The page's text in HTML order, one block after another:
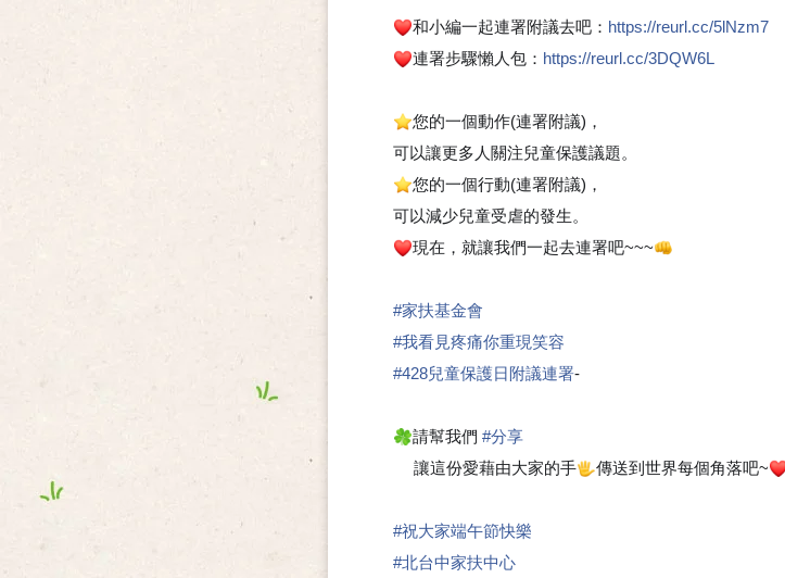
❤ 和小編一起連署附議去吧： https://reurl.cc/5lNzm7
❤ 連署步驟懶人包： https://reurl.cc/3DQW6L
⭐ 您的一個動作(連署附議)，
可以讓更多人關注兒童保護議題。
⭐ 您的一個行動(連署附議)，
可以減少兒童受虐的發生。
❤ 現在，就讓我們一起去連署吧~~~👊
#家扶基金會
#我看見疼痛你重現笑容
#428兒童保護日附議連署-
🍀請幫我們 #分享
讓這份愛藉由大家的手🖐傳送到世界每個角落吧~❤
#祝大家端午節快樂
#北台中家扶中心